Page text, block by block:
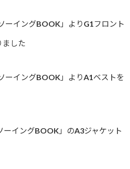
ーイングBOOK」よりG1フロント
ました
ーイングBOOK」よりA1ベストを
ーイングBOOK」のA3ジャケット